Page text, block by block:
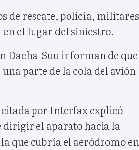
de rescate, policía, militares
el lugar del siniestro.
Dacha-Suu informan de que
parte de la cola del avión
por Interfax explicó
dirigir el aparato hacia la
que cubría el aeródromo en